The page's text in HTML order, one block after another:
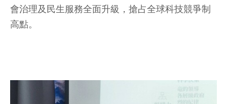
會治理及民生服務全面升級，搶占全球科技競爭制
高點。